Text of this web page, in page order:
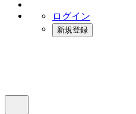
ログイン
新規登録